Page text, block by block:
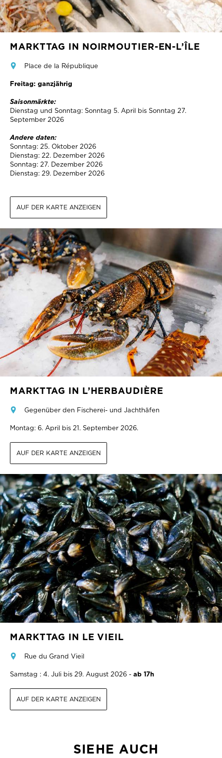
MARKTTAG IN NOIRMOUTIER-EN-L’ÎLE
Place de la République
Freitag: ganzjährig
Saisonmärkte:
Dienstag und Sonntag: Sonntag 5. April bis Sonntag 27.
September 2026
Andere daten:
Sonntag: 25. Oktober 2026
Dienstag: 22. Dezember 2026
Sonntag: 27. Dezember 2026
Dienstag: 29. Dezember 2026
AUF DER KARTE ANZEIGEN
MARKTTAG IN L’HERBAUDIÈRE
Gegenüber den Fischerei- und Jachthäfen
Montag: 6. April bis 21. September 2026.
AUF DER KARTE ANZEIGEN
MARKTTAG IN LE VIEIL
Rue du Grand Vieil
Samstag : 4. Juli bis 29. August 2026 - ab 17h
AUF DER KARTE ANZEIGEN
SIEHE AUCH